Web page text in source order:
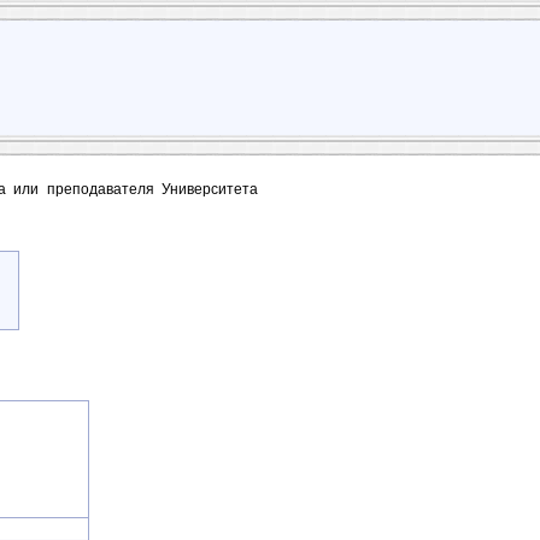
или преподавателя Университета